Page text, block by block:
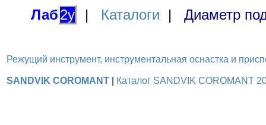
Лаб2у | Каталоги | Диаметр
Режущий инструмент, инструментальная оснастка и
SANDVIK COROMANT Каталог SANDVIK COROMANT